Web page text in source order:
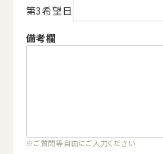
第3希望日
備考欄
※ご質問等自由にご入力ください